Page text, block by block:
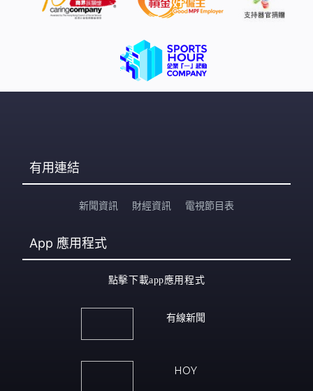
有用連結
新聞資訊 財經資訊 電視節目表
App 應用程式
點擊下載app應用程式
有線新聞
HOY